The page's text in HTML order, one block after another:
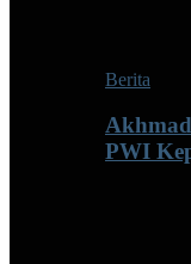
Berita
PWI